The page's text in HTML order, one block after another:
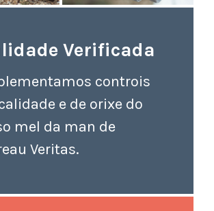
Verificada
controis
e de orixe do
mel da man de
Veritas.